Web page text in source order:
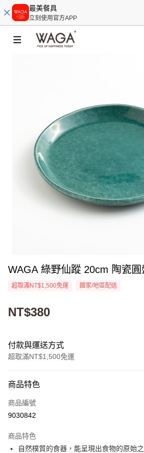
最美餐具
立刻使用官方APP
WAGA 綠野仙蹤 20cm 陶瓷圓
超取滿NT$1,500免運 國家/地區配送
NT$380
付款與運送方式
超取滿NT$1,500免運
信用卡一次付款
超商取貨付款
街口支付
商品特色
商品編號
9030842
商品特色
自然樸質的食器，能呈現出食物的原始之